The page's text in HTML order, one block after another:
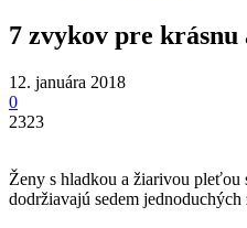
7 zvykov pre
12. januára 2018
0
2323
Ženy s hladkou a žiarivou pleťou
dodržiavajú sedem jednoduchých